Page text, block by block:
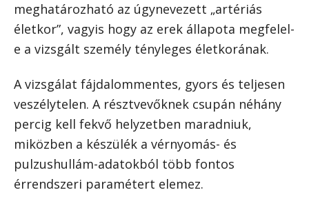
meghatározható az úgynevezett „artériás
életkor”, vagyis hogy az erek állapota megfelel-
e a vizsgált személy tényleges életkorának.
A vizsgálat fájdalommentes, gyors és teljesen
veszélytelen. A résztvevőknek csupán néhány
percig kell fekvő helyzetben maradniuk,
miközben a készülék a vérnyomás- és
pulzushullám-adatokból több fontos
érrendszeri paramétert elemez.